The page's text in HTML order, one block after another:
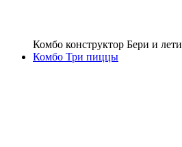
Комбо конструктор Бери и лети
Комбо Три пиццы